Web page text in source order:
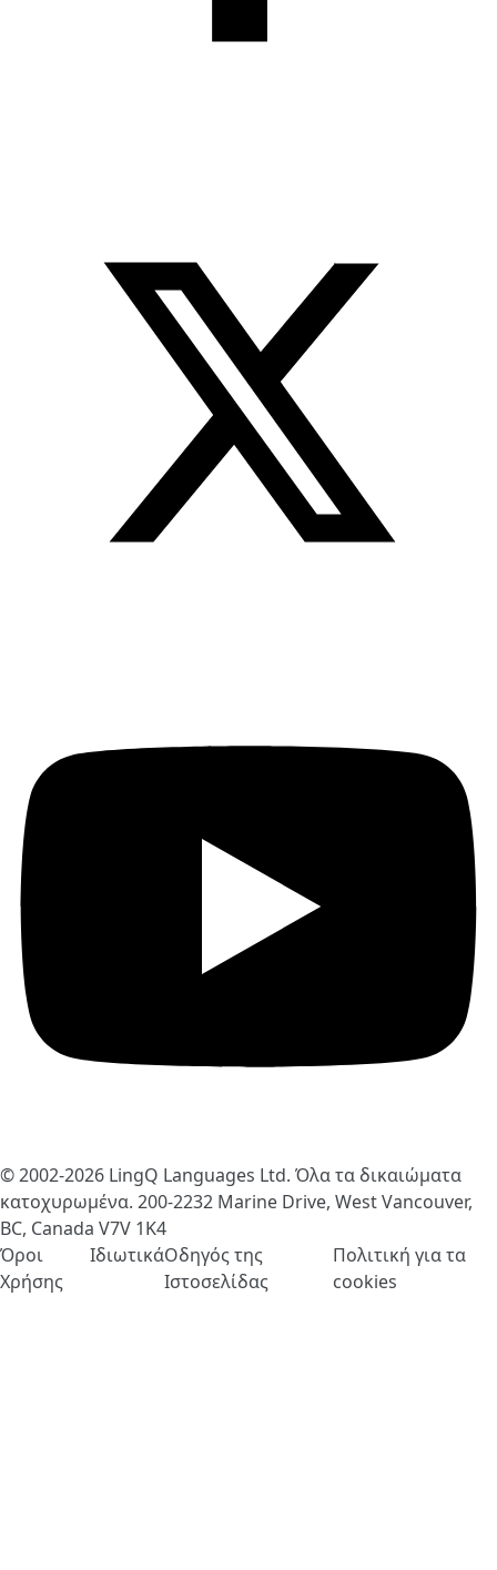
© 2002-2026 LingQ Languages Ltd. Όλα τα δικαιώματα
κατοχυρωμένα. 200-2232 Marine Drive, West Vancouver,
BC, Canada V7V 1K4
Όροι
Χρήσης
ΙδιωτικάΟδηγός της
Ιστοσελίδας
Πολιτική για τα
cookies